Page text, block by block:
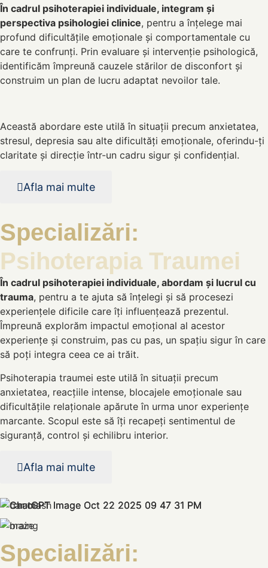
În cadrul psihoterapiei individuale, integram și
perspectiva psihologiei clinice, pentru a înțelege mai
profund dificultățile emoționale și comportamentale cu
care te confrunți. Prin evaluare și intervenție psihologică,
identificăm împreună cauzele stărilor de disconfort și
construim un plan de lucru adaptat nevoilor tale.
Această abordare este utilă în situații precum anxietatea,
stresul, depresia sau alte dificultăți emoționale, oferindu-ți
claritate și direcție într-un cadru sigur și confidențial.
Afla mai multe
Specializări:
Psihoterapia Traumei
În cadrul psihoterapiei individuale, abordam și lucrul cu
trauma, pentru a te ajuta să înțelegi și să procesezi
experiențele dificile care îți influențează prezentul.
Împreună explorăm impactul emoțional al acestor
experiențe și construim, pas cu pas, un spațiu sigur în care
să poți integra ceea ce ai trăit.
Psihoterapia traumei este utilă în situații precum
anxietatea, reacțiile intense, blocajele emoționale sau
dificultățile relaționale apărute în urma unor experiențe
marcante. Scopul este să îți recapeți sentimentul de
siguranță, control și echilibru interior.
Afla mai multe
Specializări: